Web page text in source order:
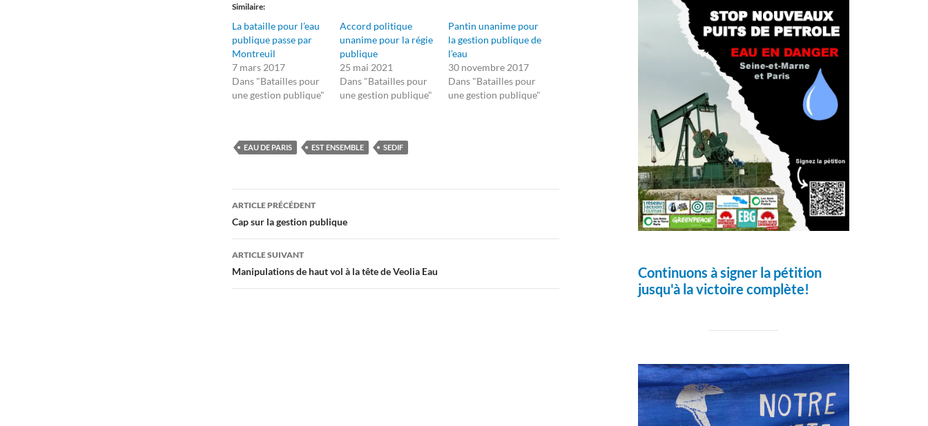
Similaire
La bataille pour l’eau
publique passe par
Montreuil
7 mars 2017
Dans "Batailles pour
une gestion publique"
Accord politique
unanime pour la régie
publique
25 mai 2021
Dans "Batailles pour
une gestion publique"
Pantin unanime pour
la gestion publique de
l’eau
30 novembre 2017
Dans "Batailles pour
une gestion publique"
EAU DE PARIS EST ENSEMBLE SEDIF
Navigation
des
articles
ARTICLE PRÉCÉDENT
Cap sur la gestion publique
ARTICLE SUIVANT
Manipulations de haut vol à la tête de Veolia Eau
Continuons à signer la pétition
jusqu'à la victoire complète!